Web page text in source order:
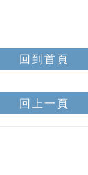
回到首頁
回上一頁